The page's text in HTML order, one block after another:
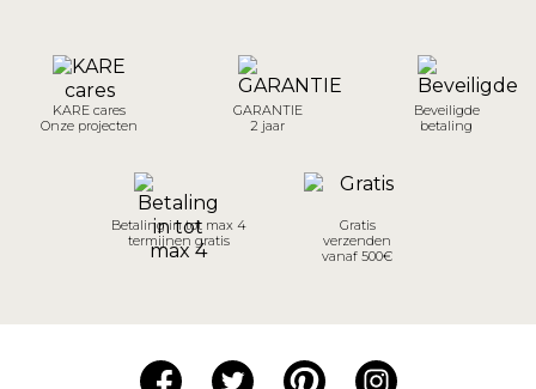
KARE cares
Onze projecten
GARANTIE
2 jaar
Beveiligde
betaling
Betaling in tot max 4
termijnen gratis
Gratis
verzenden
vanaf 500€